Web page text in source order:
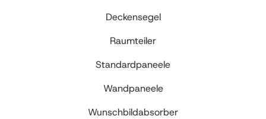
Deckensegel
Raumteiler
Standardpaneele
Wandpaneele
Wunschbildabsorber